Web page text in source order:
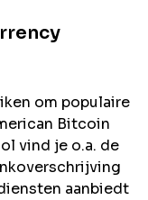
om populaire
Bitcoin
vind je o.a. de
aanbiedt